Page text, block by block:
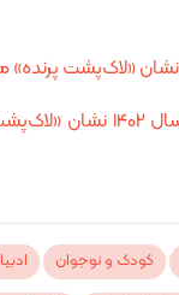
برندگان کتاب‌های سال
کودک و نوجوان